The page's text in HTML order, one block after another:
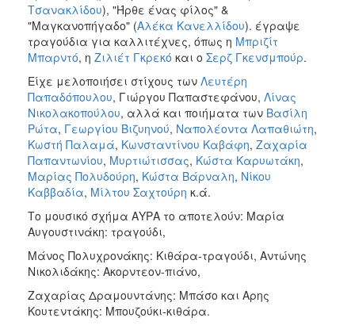
Τσανακλίδου), "Ήρθε ένας φίλος" &
"Μαγκανοπήγαδο" (Αλέκα Κανελλίδου). έγραψε
τραγούδια για καλλιτέχνες, όπως η Μπριζίτ
Μπαρντό, η Ζιλιέτ Γκρεκό και ο Σερζ Γκενσμπούρ.
Είχε μελοποιήσει στίχους των Λευτέρη
Παπαδόπουλου, Γιώργου Παπαστεφάνου, Λίνας
Νικολακοπούλου, αλλά και ποιήματα των Βασίλη
Ρώτα, Γεωργίου Βιζυηνού, Ναπολέοντα Λαπαθιώτη,
Κωστή Παλαμά, Κωνσταντίνου Καβάφη, Ζαχαρία
Παπαντωνίου, Μυρτιώτισσας, Κώστα Καρυωτάκη,
Μαρίας Πολυδούρη, Κώστα Βάρναλη, Νίκου
Καββαδία, Μίλτου Σαχτούρη κ.ά.
Το μουσικό σχήμα ΑΥΡΑ το αποτελούν: Μαρία
Αυγουστινάκη: τραγούδι,
Μάνος Πολυχρονάκης: Κιθάρα-τραγούδι, Αντώνης
Νικολιδάκης: Ακορντεον-πιάνο,
Ζαχαρίας Δραμουντάνης: Μπάσο και Αρης
Κουτεντάκης: Μπουζούκι-κιθάρα.